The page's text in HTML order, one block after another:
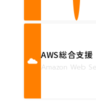
AWS総合支援
Amazon Web